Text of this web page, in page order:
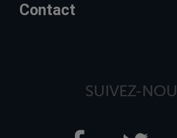
Contact
SUIVEZ-